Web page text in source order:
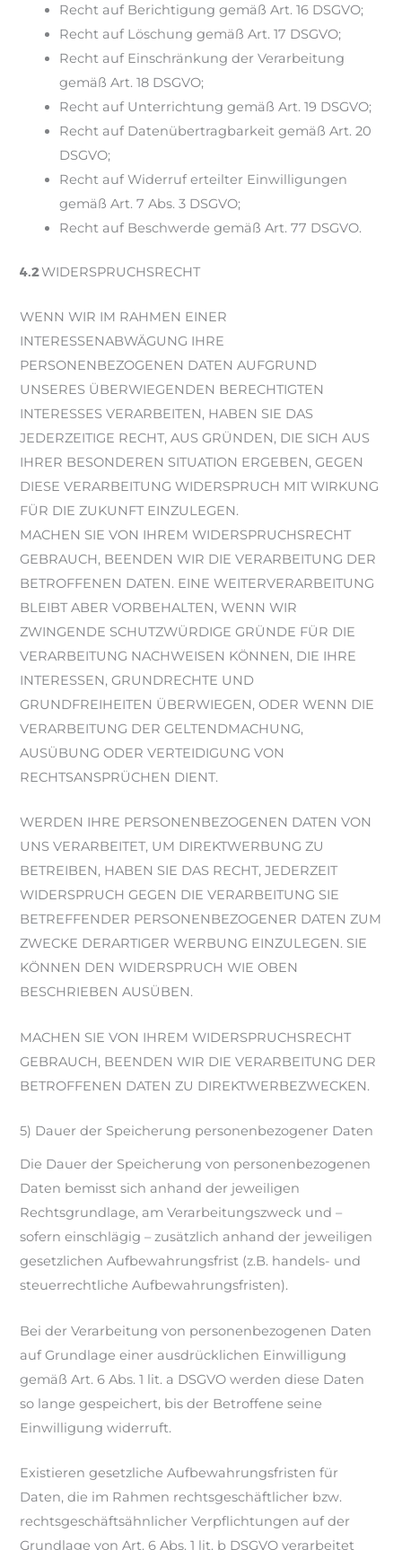
Recht auf Berichtigung gemäß Art. 16 DSGVO;
Recht auf Löschung gemäß Art. 17 DSGVO;
Recht auf Einschränkung der Verarbeitung
gemäß Art. 18 DSGVO;
Recht auf Unterrichtung gemäß Art. 19 DSGVO;
Recht auf Datenübertragbarkeit gemäß Art. 20
DSGVO;
Recht auf Widerruf erteilter Einwilligungen
gemäß Art. 7 Abs. 3 DSGVO;
Recht auf Beschwerde gemäß Art. 77 DSGVO.
4.2WIDERSPRUCHSRECHT
WENN WIR IM RAHMEN EINER
INTERESSENABWÄGUNG IHRE
PERSONENBEZOGENEN DATEN AUFGRUND
UNSERES ÜBERWIEGENDEN BERECHTIGTEN
INTERESSES VERARBEITEN, HABEN SIE DAS
JEDERZEITIGE RECHT, AUS GRÜNDEN, DIE SICH AUS
IHRER BESONDEREN SITUATION ERGEBEN, GEGEN
DIESE VERARBEITUNG WIDERSPRUCH MIT WIRKUNG
FÜR DIE ZUKUNFT EINZULEGEN.
MACHEN SIE VON IHREM WIDERSPRUCHSRECHT
GEBRAUCH, BEENDEN WIR DIE VERARBEITUNG DER
BETROFFENEN DATEN. EINE WEITERVERARBEITUNG
BLEIBT ABER VORBEHALTEN, WENN WIR
ZWINGENDE SCHUTZWÜRDIGE GRÜNDE FÜR DIE
VERARBEITUNG NACHWEISEN KÖNNEN, DIE IHRE
INTERESSEN, GRUNDRECHTE UND
GRUNDFREIHEITEN ÜBERWIEGEN, ODER WENN DIE
VERARBEITUNG DER GELTENDMACHUNG,
AUSÜBUNG ODER VERTEIDIGUNG VON
RECHTSANSPRÜCHEN DIENT.
WERDEN IHRE PERSONENBEZOGENEN DATEN VON
UNS VERARBEITET, UM DIREKTWERBUNG ZU
BETREIBEN, HABEN SIE DAS RECHT, JEDERZEIT
WIDERSPRUCH GEGEN DIE VERARBEITUNG SIE
BETREFFENDER PERSONENBEZOGENER DATEN ZUM
ZWECKE DERARTIGER WERBUNG EINZULEGEN. SIE
KÖNNEN DEN WIDERSPRUCH WIE OBEN
BESCHRIEBEN AUSÜBEN.
MACHEN SIE VON IHREM WIDERSPRUCHSRECHT
GEBRAUCH, BEENDEN WIR DIE VERARBEITUNG DER
BETROFFENEN DATEN ZU DIREKTWERBEZWECKEN.
5) Dauer der Speicherung personenbezogener Daten
Die Dauer der Speicherung von personenbezogenen
Daten bemisst sich anhand der jeweiligen
Rechtsgrundlage, am Verarbeitungszweck und –
sofern einschlägig – zusätzlich anhand der jeweiligen
gesetzlichen Aufbewahrungsfrist (z.B. handels- und
steuerrechtliche Aufbewahrungsfristen).
Bei der Verarbeitung von personenbezogenen Daten
auf Grundlage einer ausdrücklichen Einwilligung
gemäß Art. 6 Abs. 1 lit. a DSGVO werden diese Daten
so lange gespeichert, bis der Betroffene seine
Einwilligung widerruft.
Existieren gesetzliche Aufbewahrungsfristen für
Daten, die im Rahmen rechtsgeschäftlicher bzw.
rechtsgeschäftsähnlicher Verpflichtungen auf der
Grundlage von Art. 6 Abs. 1 lit. b DSGVO verarbeitet